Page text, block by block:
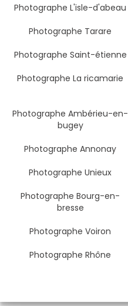
Photographe L'isle-d'abeau
Photographe Tarare
Photographe Saint-étienne
Photographe La ricamarie
Photographe Ambérieu-en-
bugey
Photographe Annonay
Photographe Unieux
Photographe Bourg-en-
bresse
Photographe Voiron
Photographe Rhône